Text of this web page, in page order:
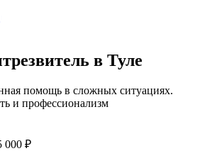
в Туле
помощь в сложных ситуациях.
и профессионализм
000 ₽